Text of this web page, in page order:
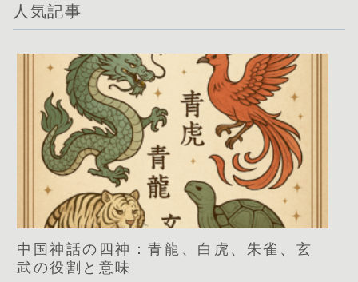
人気記事
中国神話の四神：青龍、白虎、朱雀、玄
武の役割と意味